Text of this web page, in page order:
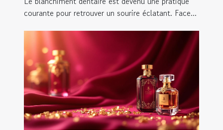
courante pour retrouver un sourire éclatant. Face...